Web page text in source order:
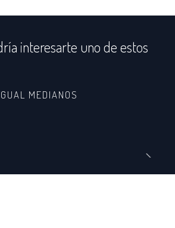
interesarte uno de estos
MEDIANOS